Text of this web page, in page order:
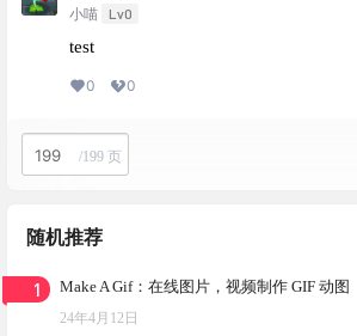
小喵 Lv0
test
0 0
/199 页
随机推荐
1 Make A Gif：在线图片，视频制作 GIF 动图
24年4月12日